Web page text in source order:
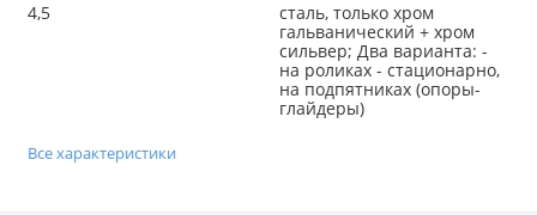
4,5
сталь, только хром
гальванический + хром
сильвер; Два варианта: -
на роликах - стационарно,
на подпятниках (опоры-
глайдеры)
Все характеристики